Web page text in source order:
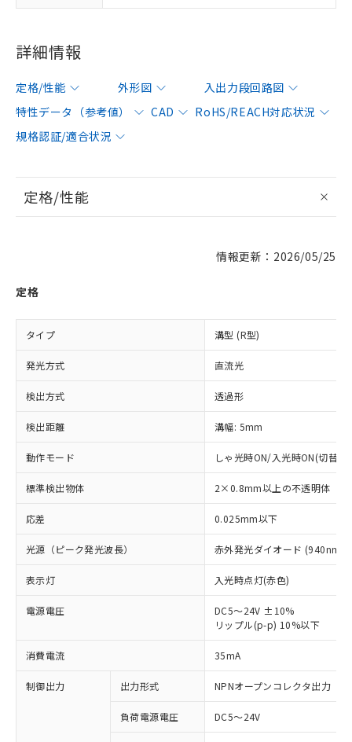
詳細情報
定格/性能 外形図
入出力段回路図
特性データ（参考値）
CAD
RoHS/REACH対応状況
規格認証/適合状況
定格/性能
情報更新：2026/05/25
定格
タイプ 溝型 (R型)
発光方式 直流光
検出方式 透過形
検出距離 溝幅: 5mm
動作モード しゃ光時ON/入光時ON(切替可)
標準検出物体 2×0.8mm以上の不透明体
応差 0.025mm以下
光源（ピーク発光波長） 赤外発光ダイオード (940nm)
表示灯 入光時点灯(赤色)
電源電圧
DC5～24V ±10%
リップル(p-p) 10%以下
消費電流 35mA
制御出力 出力形式 NPNオープンコレクタ出力
負荷電源電圧 DC5～24V
※1 対応状況
対応済み：EU RoHS指令（10物質）の
非含有に対応した製品が提供可能な商品で
対応予定：EU RoHS指令（10物質）の非含